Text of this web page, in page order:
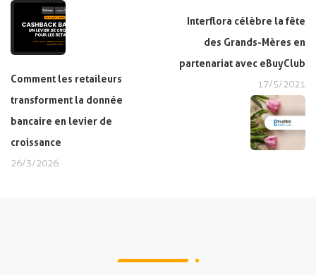
Comment les retaileurs
transforment la donnée
bancaire en levier de
croissance
26/3/2026
Interflora célèbre la fête
des Grands-Mères en
partenariat avec eBuyClub
17/5/2021